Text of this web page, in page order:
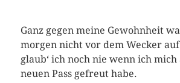
Ganz gegen meine Gewohnheit
morgen nicht vor dem Wecker
glaub‘ ich noch nie wenn ich
neuen Pass gefreut habe.